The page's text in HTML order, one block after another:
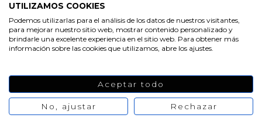
Las velas enrolladas hechas con
láminas de
cera de abeja virgenson una manera sencilla
UTILIZAMOS COOKIES
Podemos utilizarlas para el análisis de los datos de nuestros visitantes,
para mejorar nuestro sitio web, mostrar contenido personalizado y
brindarle una excelente experiencia en el sitio web. Para obtener más
información sobre las cookies que utilizamos, abre los ajustes.
Aceptar todo
No, ajustar Rechazar